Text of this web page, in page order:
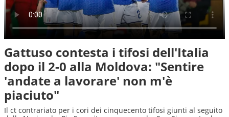
Gattuso contesta i tifosi dell'Italia
dopo il 2-0 alla Moldova: "Sentire
'andate a lavorare' non m'è
piaciuto"
Il ct contrariato per i cori dei cinquecento tifosi giunti al seguito